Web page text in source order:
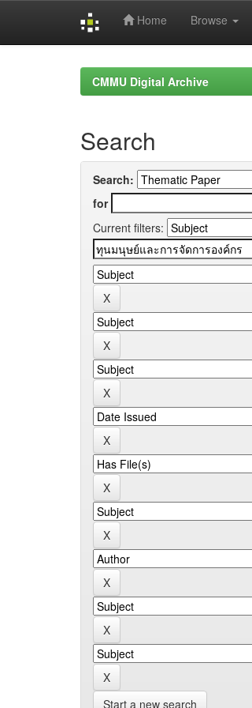
Home Browse
CMMU Digital Archive
Search
Search:
for
Current filters:
Start a new search